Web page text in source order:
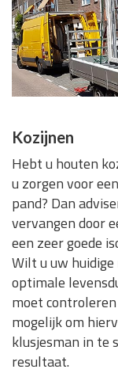
Kozijnen
Hebt u houten
u zorgen voor
pand? Dan
vervangen door
een zeer goede
Wilt u uw
optimale
moet
mogelijk om
klusjesman in te
resultaat.